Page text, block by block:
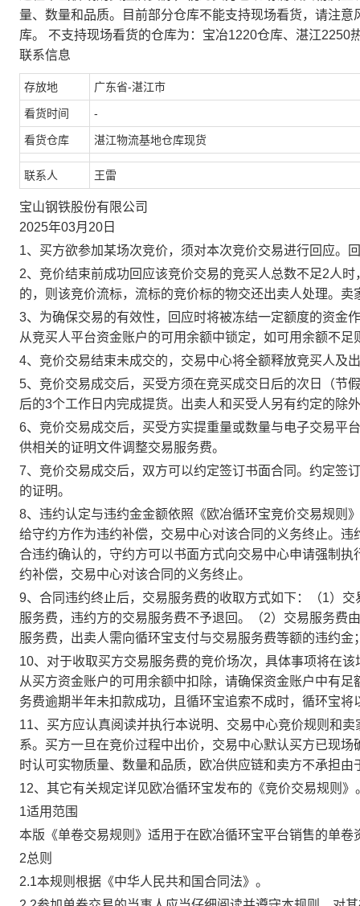
量、数量和品质。目前部分仓库不能支持现场看货，请注
库。 不支持现场看货的仓库为：宝冶1220仓库、湛江2250
联系信息
存放地 广东省-湛江市
看货时间 -
看货仓库 湛江物流基地仓库现货
联系人 王雷
宝山钢铁股份有限公司
2025年03月20日
1、买方欲参加某场次竞价，须对本次竞价交易进行回应。
2、竞价结束前成功回应该竞价交易的竞买人总数不足2人
的，则该竞价流标，流标的竞价标的物交还出卖人处理。
3、为确保交易的有效性，回应时将被冻结一定额度的资金
从竞买人平台资金账户的可用余额中锁定，如可用余额不足
4、竞价交易结束未成交的，交易中心将全额释放竞买人及
5、竞价交易成交后，买受方须在竞买成交日后的次日（节
后的3个工作日内完成提货。出卖人和买受人另有约定的除
6、竞价交易成交后，买受方实提重量或数量与电子交易平
供相关的证明文件调整交易服务费。
7、竞价交易成交后，双方可以约定签订书面合同。约定签
的证明。
8、违约认定与违约金金额依照《欧冶循环宝竞价交易规则
给守约方作为违约补偿，交易中心对该合同的义务终止。
合违约确认的，守约方可以书面方式向交易中心申请强制
约补偿，交易中心对该合同的义务终止。
9、合同违约终止后，交易服务费的收取方式如下：（1）
服务费，违约方的交易服务费不予退回。（2）交易服务费
服务费，出卖人需向循环宝支付与交易服务费等额的违约
10、对于收取买方交易服务费的竞价场次，具体事项将在
从买方资金账户的可用余额中扣除，请确保资金账户中有
务费逾期半年未扣款成功，且循环宝追索不成时，循环宝将
11、买方应认真阅读并执行本说明、交易中心竞价规则和
系。买方一旦在竞价过程中出价，交易中心默认买方已现
时认可实物质量、数量和品质，欧冶供应链和卖方不承担由
12、其它有关规定详见欧冶循环宝发布的《竞价交易规则》
1适用范围
本版《单卷交易规则》适用于在欧冶循环宝平台销售的单卷
2总则
2.1本规则根据《中华人民共和国合同法》。